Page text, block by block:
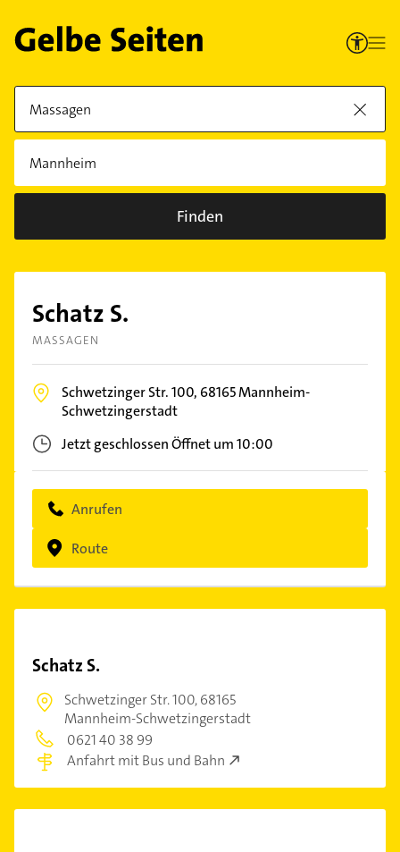
Finden
Schatz S.
MASSAGEN
Schwetzinger Str. 100, 68165Mannheim-
Schwetzingerstadt
Jetzt geschlossenÖffnet um 10:00
Anrufen
Route
Schatz S.
Schwetzinger Str. 100,68165
Mannheim-Schwetzingerstadt
0621 40 38 99
Anfahrt mit Bus und Bahn